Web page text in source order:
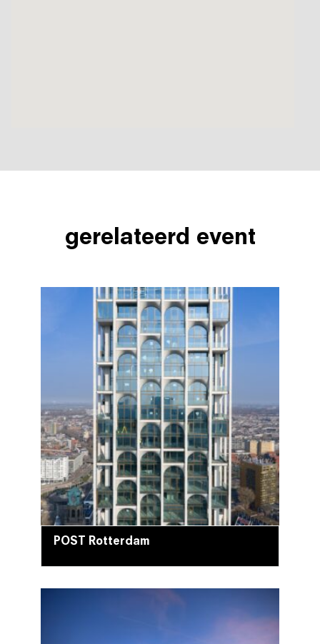
gerelateerd event
POST Rotterdam